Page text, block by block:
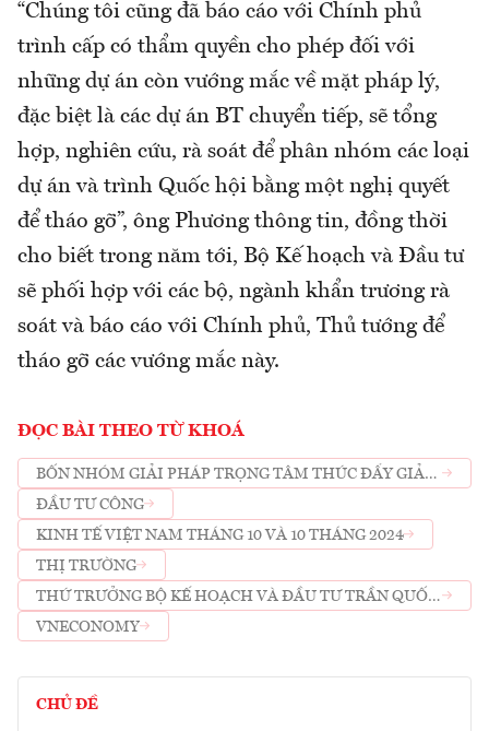
“Chúng tôi cũng đã báo cáo với Chính phủ
trình cấp có thẩm quyền cho phép đối với
những dự án còn vướng mắc về mặt pháp lý,
đặc biệt là các dự án BT chuyển tiếp, sẽ tổng
hợp, nghiên cứu, rà soát để phân nhóm các loại
dự án và trình Quốc hội bằng một nghị quyết
để tháo gỡ”, ông Phương thông tin, đồng thời
cho biết trong năm tới, Bộ Kế hoạch và Đầu tư
sẽ phối hợp với các bộ, ngành khẩn trương rà
soát và báo cáo với Chính phủ, Thủ tướng để
tháo gỡ các vướng mắc này.
ĐỌC BÀI THEO TỪ KHOÁ
BỐN NHÓM GIẢI PHÁP TRỌNG TÂM THÚC ĐẨY GIẢI
NGÂN VỐN ĐẦU TƯ CÔNG
ĐẦU TƯ CÔNG
KINH TẾ VIỆT NAM THÁNG 10 VÀ 10 THÁNG 2024
THỊ TRƯỜNG
THỨ TRƯỞNG BỘ KẾ HOẠCH VÀ ĐẦU TƯ TRẦN QUỐC
PHƯƠNG
VNECONOMY
CHỦ ĐỀ